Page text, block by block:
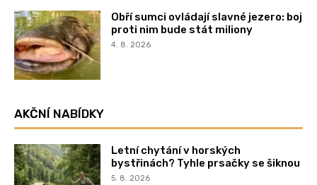
Obří sumci ovládají slavné jezero: boj
proti nim bude stát miliony
4. 8. 2026
AKČNÍ NABÍDKY
Letní chytání v horských
bystřinách? Tyhle prsačky se šiknou
5. 8. 2026